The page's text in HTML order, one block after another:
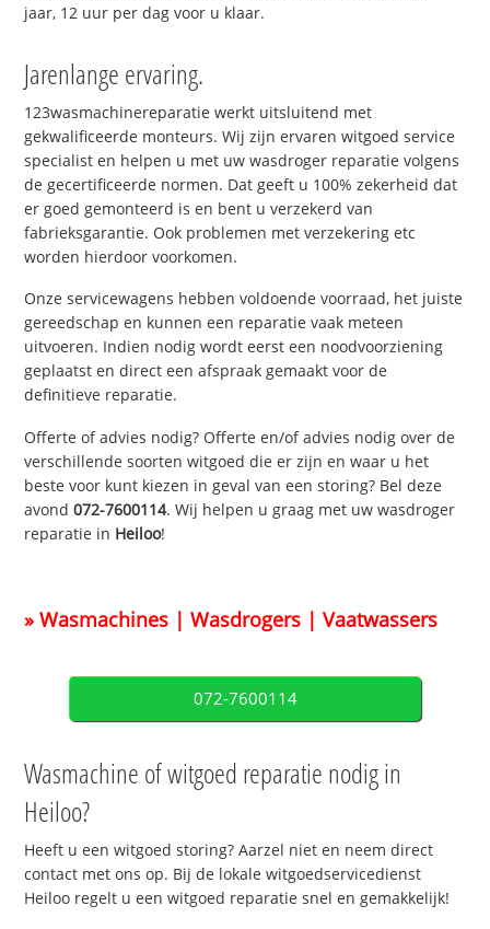
jaar, 12 uur per dag voor u klaar.
Jarenlange ervaring.
123wasmachinereparatie werkt uitsluitend met
gekwalificeerde monteurs. Wij zijn ervaren witgoed service
specialist en helpen u met uw wasdroger reparatie volgens
de gecertificeerde normen. Dat geeft u 100% zekerheid dat
er goed gemonteerd is en bent u verzekerd van
fabrieksgarantie. Ook problemen met verzekering etc
worden hierdoor voorkomen.
Onze servicewagens hebben voldoende voorraad, het juiste
gereedschap en kunnen een reparatie vaak meteen
uitvoeren. Indien nodig wordt eerst een noodvoorziening
geplaatst en direct een afspraak gemaakt voor de
definitieve reparatie.
Offerte of advies nodig? Offerte en/of advies nodig over de
verschillende soorten witgoed die er zijn en waar u het
beste voor kunt kiezen in geval van een storing? Bel deze
avond072-7600114. Wij helpen u graag met uw wasdroger
reparatie in Heiloo!
» Wasmachines | Wasdrogers | Vaatwassers
072-7600114
Wasmachine of witgoed reparatie nodig in
Heiloo?
Heeft u een witgoed storing? Aarzel niet en neem direct
contact met ons op. Bij de lokale witgoedservicedienst
Heiloo regelt u een witgoed reparatie snel en gemakkelijk!